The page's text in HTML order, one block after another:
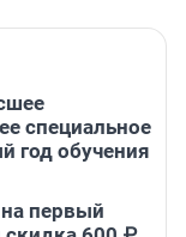
специальное
год обучения
первый